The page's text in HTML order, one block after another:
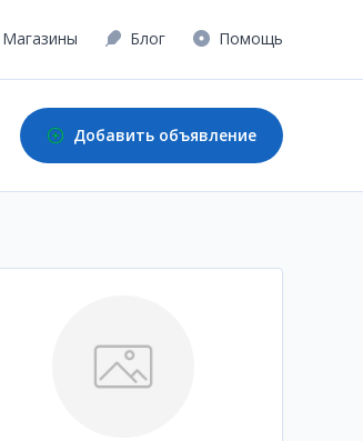
Магазины Блог Помощь
Добавить объявление